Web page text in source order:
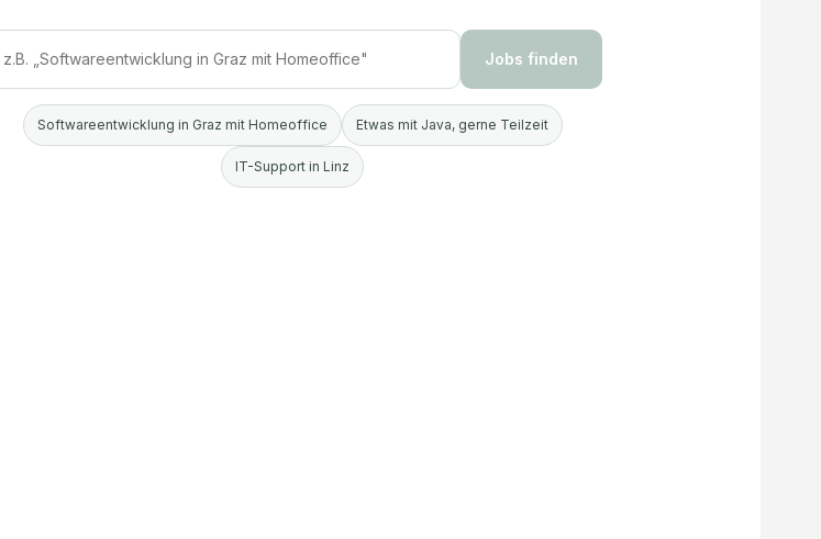
Jobs finden
Softwareentwicklung in Graz mit Homeoffice Etwas mit Java, gerne Teilzeit
IT-Support in Linz